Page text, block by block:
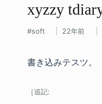
xyzzy
soft 22年前
書き込みテスツ。